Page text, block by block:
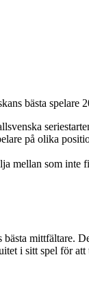
bästa spelare
på olika
mellan som
mittfältare.
i sitt spel för